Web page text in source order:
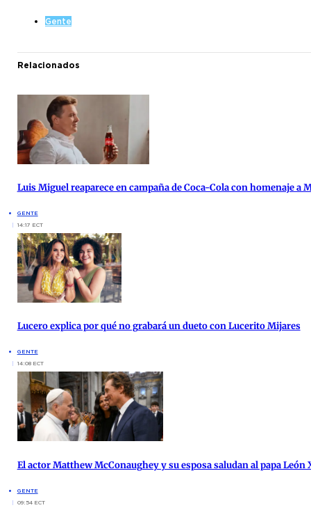
Gente
Relacionados
Luis Miguel reaparece en campaña de Coca-Cola con homenaje a
GENTE
14:17 ECT
Lucero explica por qué no grabará un dueto con Lucerito Mijares
GENTE
14:08 ECT
El actor Matthew McConaughey y su esposa saludan al papa León
GENTE
09:54 ECT